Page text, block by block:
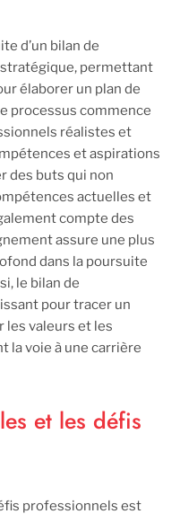
d’un bilan de
permettant
élaborer un plan de
processus commence
réalistes et
et aspirations
des buts qui non
actuelles et
compte des
assure une plus
dans la poursuite
le bilan de
pour tracer un
les valeurs et les
la voie à une carrière
et les défis
professionnels est